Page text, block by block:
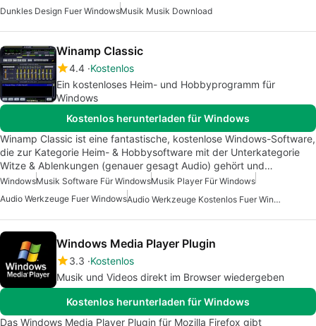
Dunkles Design Fuer WindowsMusik Musik Download
Winamp Classic
4.4 Kostenlos
Ein kostenloses Heim- und Hobbyprogramm für
Windows
Kostenlos herunterladen für Windows
Winamp Classic ist eine fantastische, kostenlose Windows-Software,
die zur Kategorie Heim- & Hobbysoftware mit der Unterkategorie
Witze & Ablenkungen (genauer gesagt Audio) gehört und…
WindowsMusik Software Für WindowsMusik Player Für Windows
Audio Werkzeuge Fuer Windows
Audio Werkzeuge Kostenlos Fuer Windows
Windows Media Player Plugin
3.3 Kostenlos
Musik und Videos direkt im Browser wiedergeben
Kostenlos herunterladen für Windows
Das Windows Media Player Plugin für Mozilla Firefox gibt